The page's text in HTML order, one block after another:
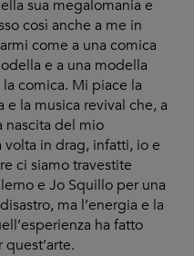
sua megalomania e
così anche a me in
come a una comica
e a una modella
comica. Mi piace la
la musica revival che, a
nascita del mio
in drag, infatti, io e
ci siamo travestite
e Jo Squillo per una
ma l’energia e la
ha fatto